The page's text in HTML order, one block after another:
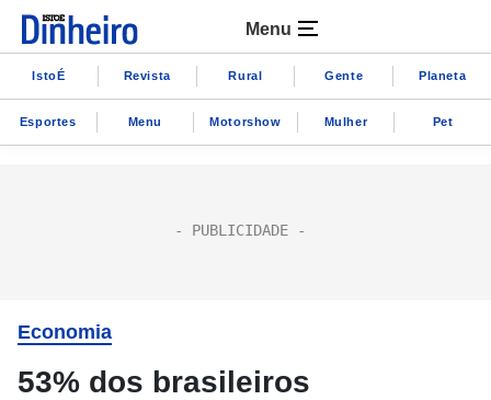
Menu
IstoÉ Revista Rural Gente Planeta
Esportes Menu Motorshow Mulher Pet
Economia
53% dos brasileiros